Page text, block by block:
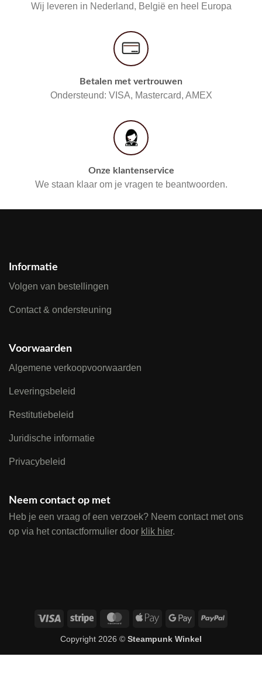
Wij leveren in Nederland, België en heel Europa
Betalen met vertrouwen
Ondersteund: VISA, Mastercard, AMEX
Onze klantenservice
We staan klaar om je vragen te beantwoorden.
Informatie
Volgen van bestellingen
Contact & ondersteuning
Voorwaarden
Algemene verkoopvoorwaarden
Leveringsbeleid
Restitutiebeleid
Juridische informatie
Privacybeleid
Neem contact op met
Heb je een vraag of een verzoek? Neem contact met ons
op via het contactformulier door klik hier.
Visa Stripe MasterCardApple
Google
PayPal
Copyright 2026 © Steampunk Winkel